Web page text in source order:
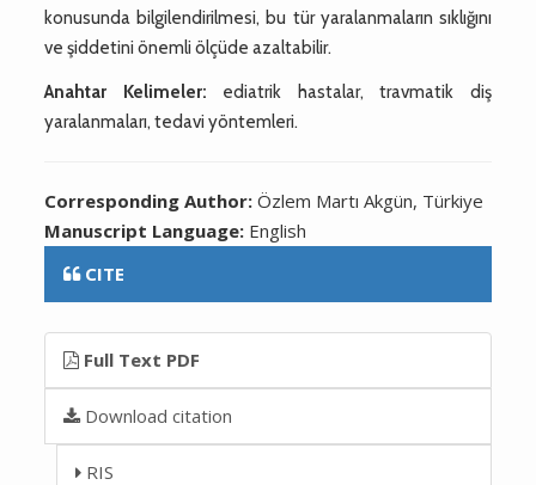
konusunda bilgilendirilmesi, bu tür yaralanmaların sıklığını
ve şiddetini önemli ölçüde azaltabilir.
Anahtar Kelimeler: ediatrik hastalar, travmatik diş
yaralanmaları, tedavi yöntemleri.
Corresponding Author:Özlem Martı Akgün, Türkiye
Manuscript Language: English
CITE
Full Text PDF
Download citation
RIS